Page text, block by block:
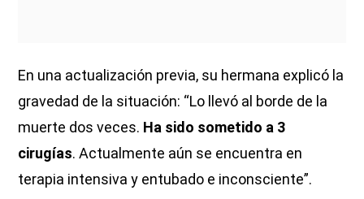
En una actualización previa, su hermana explicó la
gravedad de la situación: “Lo llevó al borde de la
muerte dos veces. Ha sido sometido a 3
cirugías. Actualmente aún se encuentra en
terapia intensiva y entubado e inconsciente”.